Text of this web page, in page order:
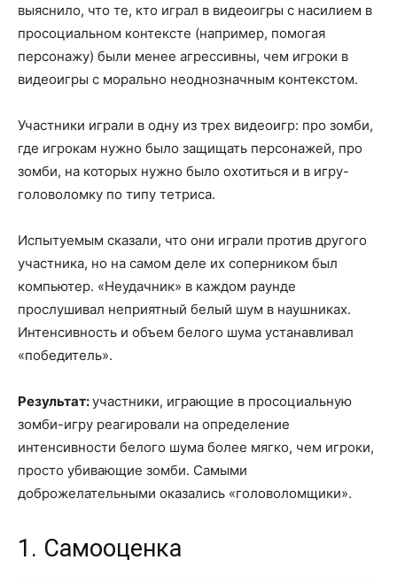
выяснило, что те, кто играл в видеоигры с насилием в
просоциальном контексте (например, помогая
персонажу) были менее агрессивны, чем игроки в
видеоигры с морально неоднозначным контекстом.
Участники играли в одну из трех видеоигр: про зомби,
где игрокам нужно было защищать персонажей, про
зомби, на которых нужно было охотиться и в игру-
головоломку по типу тетриса.
Испытуемым сказали, что они играли против другого
участника, но на самом деле их соперником был
компьютер. «Неудачник» в каждом раунде
прослушивал неприятный белый шум в наушниках.
Интенсивность и объем белого шума устанавливал
«победитель».
Результат:участники, играющие в просоциальную
зомби-игру реагировали на определение
интенсивности белого шума более мягко, чем игроки,
просто убивающие зомби. Самыми
доброжелательными оказались «головоломщики».
1. Самооценка